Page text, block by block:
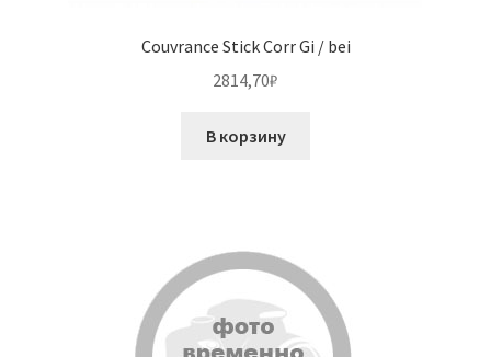
Couvrance Stick Corr Gi / bei
2814,70₽
В корзину